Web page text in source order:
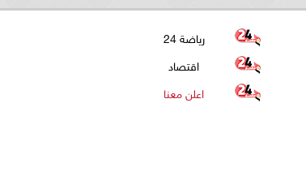
رياضة 24
اقتصاد
اعلن معنا